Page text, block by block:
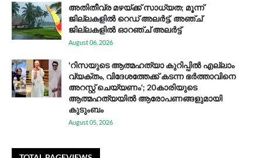
അതിതീവ്ര മഴയ്ക്ക് സാധ്യത; മൂന്ന്
ജില്ലകളിൽ റെഡ് അലർട്ട്, അഞ്ച്
ജില്ലകളിൽ ഓറഞ്ച് അലർട്ട്
August 06, 2026
'റിസയുടെ ആത്മഹത്യാ കുറിപ്പിൽ എല്ലാം
വ്യക്തം, വിദേശത്തേക്ക് കടന്ന ഭർത്താവിനെ
അറസ്റ്റ് ചെയ്യണം'; 20കാരിയുടെ
ആത്മഹത്യയിൽ ആരോപണങ്ങളുമായി
കുടുംബം
August 05, 2026